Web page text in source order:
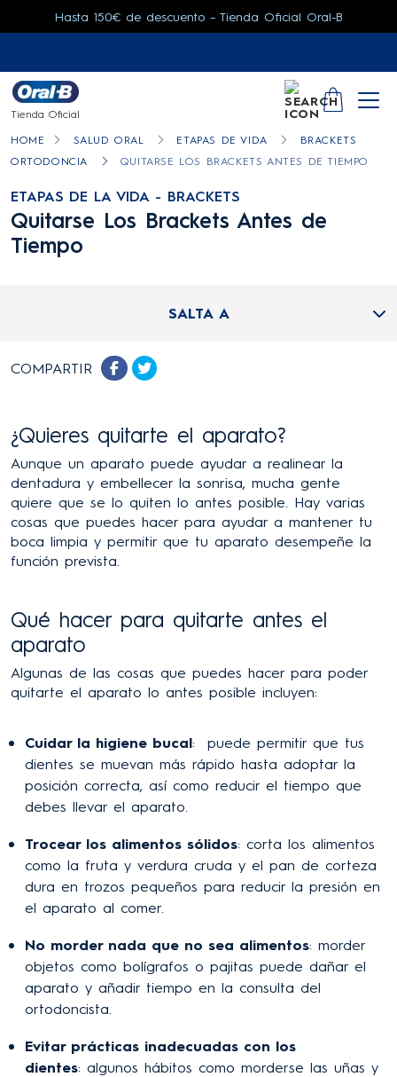
Hasta 150€ de descuento – Tienda Oficial Oral-B
Tienda Oficial
SEARCHYOUR
HOME SALUD ORAL ETAPAS DE VIDA
BRACKETS
ORTODONCIA
QUITARSE LOS BRACKETS ANTES DE TIEMPO
ETAPAS DE LA VIDA - BRACKETS
Quitarse Los Brackets Antes de
Tiempo
SALTA A
COMPARTIR
¿Quieres quitarte el aparato?
Aunque un aparato puede ayudar a realinear la
dentadura y embellecer la sonrisa, mucha gente
quiere que se lo quiten lo antes posible. Hay varias
cosas que puedes hacer para ayudar a mantener tu
boca limpia y permitir que tu aparato desempeñe la
función prevista.
Qué hacer para quitarte antes el
aparato
Algunas de las cosas que puedes hacer para poder
quitarte el aparato lo antes posible incluyen:
Cuidar la higiene bucal: puede permitir que tus
dientes se muevan más rápido hasta adoptar la
posición correcta, así como reducir el tiempo que
debes llevar el aparato.
Trocear los alimentos sólidos: corta los alimentos
como la fruta y verdura cruda y el pan de corteza
dura en trozos pequeños para reducir la presión en
el aparato al comer.
No morder nada que no sea alimentos: morder
objetos como bolígrafos o pajitas puede dañar el
aparato y añadir tiempo en la consulta del
ortodoncista.
Evitar prácticas inadecuadas con los
dientes: algunos hábitos como morderse las uñas y